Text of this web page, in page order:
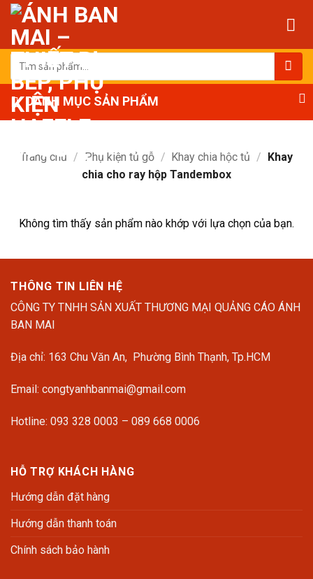
Bỏ
nội
dung
Tìm
kiếm:
DANH MỤC SẢN PHẨM
Trang chủ / Phụ kiện tủ gỗ / Khay chia hộc tủ /
Khay
chia cho ray hộp Tandembox
Không tìm thấy sản phẩm nào khớp với lựa chọn của bạn.
THÔNG TIN LIÊN HỆ
CÔNG TY TNHH SẢN XUẤT THƯƠNG MẠI QUẢNG CÁO ÁNH
BAN MAI
Địa chỉ: 163 Chu Văn An, Phường Bình Thạnh, Tp.HCM
Email: congtyanhbanmai@gmail.com
Hotline: 093 328 0003 – 089 668 0006
HỖ TRỢ KHÁCH HÀNG
Hướng dẫn đặt hàng
Hướng dẫn thanh toán
Chính sách bảo hành